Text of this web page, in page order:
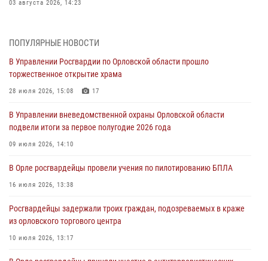
03 августа 2026, 14:23
участке
Жительница Мценска сдала в Росгвардию незарегистрированное
ружьё
Сотрудники Росгвардии пресекли дебош в орловском кафе
30 июля 2026, 14:27
Росгвардейцы проверили антитеррористическую защищённость
детских лагерей «Мечта» и «Лесной»
ПОПУЛЯРНЫЕ НОВОСТИ
В Управлении Росгвардии по Орловской области прошло
торжественное открытие храма
28 июля 2026, 15:08 17
В Управлении вневедомственной охраны Орловской области
подвели итоги за первое полугодие 2026 года
09 июля 2026, 14:10
В Орле росгвардейцы провели учения по пилотированию БПЛА
16 июля 2026, 13:38
Росгвардейцы задержали троих граждан, подозреваемых в краже
из орловского торгового центра
10 июля 2026, 13:17